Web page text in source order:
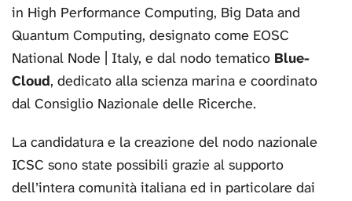
in High Performance Computing, Big Data and
Quantum Computing, designato come EOSC
National Node | Italy, e dal nodo tematico Blue-
Cloud, dedicato alla scienza marina e coordinato
dal Consiglio Nazionale delle Ricerche.
La candidatura e la creazione del nodo nazionale
ICSC sono state possibili grazie al supporto
dell’intera comunità italiana ed in particolare dai